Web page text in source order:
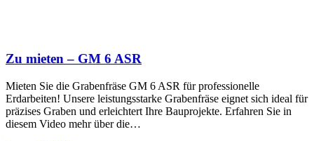
Zu mieten – GM 6 ASR
Mieten Sie die Grabenfräse GM 6 ASR für professionelle
Erdarbeiten! Unsere leistungsstarke Grabenfräse eignet sich ideal für
präzises Graben und erleichtert Ihre Bauprojekte. Erfahren Sie in
diesem Video mehr über die…